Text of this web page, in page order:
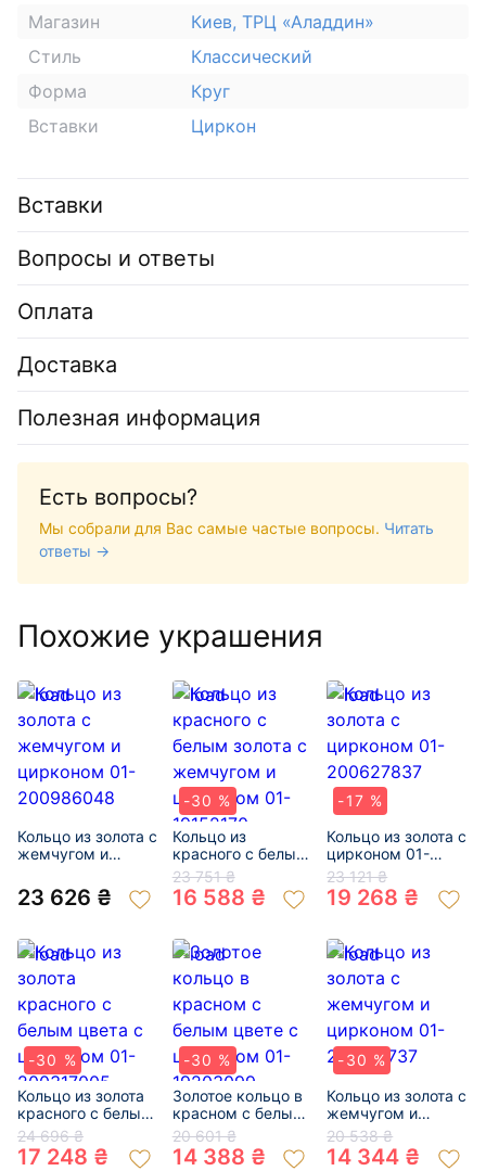
Магазин
Киев, ТРЦ «Аладдин»
Стиль
Классический
Форма
Круг
Вставки
Циркон
Вставки
Вопросы и ответы
Оплата
Доставка
Полезная информация
Есть вопросы?
Мы собрали для Вас самые частые вопросы. Читать
ответы →
Похожие украшения
Кольцо из золота с
жемчугом и
200986048
23 626 ₴
-30 %
Кольцо из
красного с белым
золота с
жемчугом и
цирконом 01-
23 751 ₴
16 588 ₴
-17 %
Кольцо из золота с
цирконом 01-
200627837
23 121 ₴
19 268 ₴
-30 %
Кольцо из золота
красного с белым
цвета с цирконом
01-200317005
24 696 ₴
17 248 ₴
-30 %
Золотое кольцо в
красном с белым
цвете с цирконом
01-19203099
20 601 ₴
14 388 ₴
-30 %
Кольцо из золота с
жемчугом и
цирконом 01-
200317737
20 538 ₴
14 344 ₴